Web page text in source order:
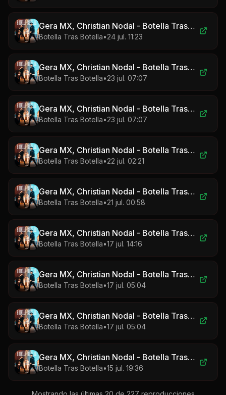
Gera MX, Christian Nodal - Botella Tras Botella
Botella Tras Botella•24 jul. 11:23
Gera MX, Christian Nodal - Botella Tras Botella
Botella Tras Botella•23 jul. 07:07
Gera MX, Christian Nodal - Botella Tras Botella
Botella Tras Botella•23 jul. 07:07
Gera MX, Christian Nodal - Botella Tras Botella
Botella Tras Botella•22 jul. 02:21
Gera MX, Christian Nodal - Botella Tras Botella
Botella Tras Botella•21 jul. 00:58
Gera MX, Christian Nodal - Botella Tras Botella
Botella Tras Botella•17 jul. 14:16
Gera MX, Christian Nodal - Botella Tras Botella
Botella Tras Botella•17 jul. 05:04
Gera MX, Christian Nodal - Botella Tras Botella
Botella Tras Botella•17 jul. 05:04
Gera MX, Christian Nodal - Botella Tras Botella
Botella Tras Botella•15 jul. 19:36